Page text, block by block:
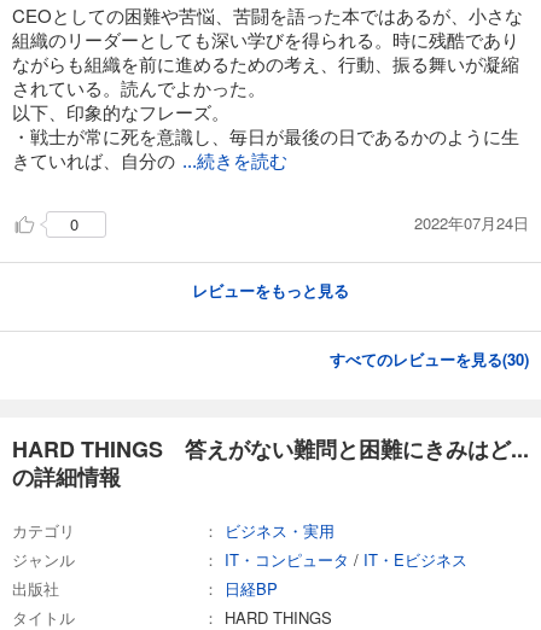
CEOとしての困難や苦悩、苦闘を語った本ではあるが、小さな
組織のリーダーとしても深い学びを得られる。時に残酷であり
ながらも組織を前に進めるための考え、行動、振る舞いが凝縮
されている。読んでよかった。
以下、印象的なフレーズ。
・戦士が常に死を意識し、毎日が最後の日であるかのように生
きていれば、自分の ...続きを読む
0 2022年07月24日
レビューをもっと見る
すべてのレビューを見る(30)
HARD THINGS 答えがない難問と困難にきみはど...
の詳細情報
カテゴリ
ビジネス・実用
ジャンル
IT・コンピュータ / IT・Eビジネス
出版社
日経BP
タイトル
HARD THINGS